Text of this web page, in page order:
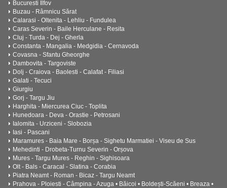
Bucuresti Ilfov
Buzau - Râmnicu Sărat
Calarasi - Oltenita - Lehliu - Fundulea
Caras Severin - Baile Herculane - Resita
Cluj - Turda - Dej - Gherla
Constanta - Mangalia - Medgidia - Cernavoda
Covasna - Sfantu Gheorghe
Dambovita - Targoviste
Dolj - Craiova - Baolesti - Calafat - Filiasi
Galati - Tecuci
Giurgiu
Gorj - Targu Jiu
Harghita - Miercurea Ciuc - Toplita
Hunedoara - Deva - Orastie - Petrosani
Ialomita - Urziceni - Slobozia
Iasi - Pascani
Maramures - Baia Mare - Borșa - Sighetu Marmatiei - Viseu de Sus
Mehedinti - Drobeta-Turnu Severin - Orșova
Mures - Targu Mures - Reghin - Sighisoara
Olt - Bals - Caracal - Slatina - Corabia
Piatra Neamt - Roman - Bicaz - Targu Neamt
Prahova - Ploiesti - Câmpina - Azuga • Băicoi • Boldești-Scăeni • Breaza •